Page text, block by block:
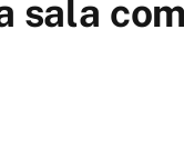
sala